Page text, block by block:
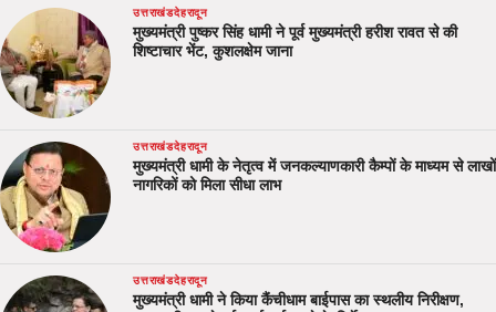
उत्तराखंडदेहरादून
मुख्यमंत्री पुष्कर सिंह धामी ने पूर्व मुख्यमंत्री हरीश रावत से की
शिष्टाचार भेंट, कुशलक्षेम जाना
उत्तराखंडदेहरादून
मुख्यमंत्री धामी के नेतृत्व में जनकल्याणकारी कैम्पों के माध्यम से लाखों
नागरिकों को मिला सीधा लाभ
उत्तराखंडदेहरादून
मुख्यमंत्री धामी ने किया कैंचीधाम बाईपास का स्थलीय निरीक्षण,